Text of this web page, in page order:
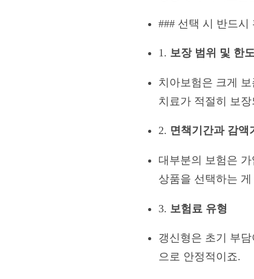
### 선택 시 반드시
1. 보장 범위 및 한
치아보험은 크게
치료가 적절히 보
2. 면책기간과 감액
대부분의 보험은
상품을 선택하는
3. 보험료 유형
갱신형은 초기 부
으로 안정적이죠.